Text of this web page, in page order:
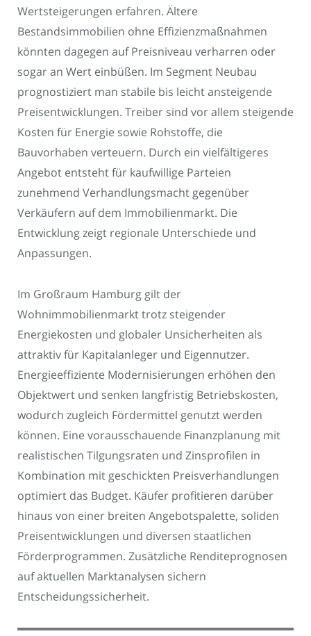
Wertsteigerungen erfahren. Ältere
Bestandsimmobilien ohne Effizienzmaßnahmen
könnten dagegen auf Preisniveau verharren oder
sogar an Wert einbüßen. Im Segment Neubau
prognostiziert man stabile bis leicht ansteigende
Preisentwicklungen. Treiber sind vor allem steigende
Kosten für Energie sowie Rohstoffe, die
Bauvorhaben verteuern. Durch ein vielfältigeres
Angebot entsteht für kaufwillige Parteien
zunehmend Verhandlungsmacht gegenüber
Verkäufern auf dem Immobilienmarkt. Die
Entwicklung zeigt regionale Unterschiede und
Anpassungen.
Im Großraum Hamburg gilt der
Wohnimmobilienmarkt trotz steigender
Energiekosten und globaler Unsicherheiten als
attraktiv für Kapitalanleger und Eigennutzer.
Energieeffiziente Modernisierungen erhöhen den
Objektwert und senken langfristig Betriebskosten,
wodurch zugleich Fördermittel genutzt werden
können. Eine vorausschauende Finanzplanung mit
realistischen Tilgungsraten und Zinsprofilen in
Kombination mit geschickten Preisverhandlungen
optimiert das Budget. Käufer profitieren darüber
hinaus von einer breiten Angebotspalette, soliden
Preisentwicklungen und diversen staatlichen
Förderprogrammen. Zusätzliche Renditeprognosen
auf aktuellen Marktanalysen sichern
Entscheidungssicherheit.